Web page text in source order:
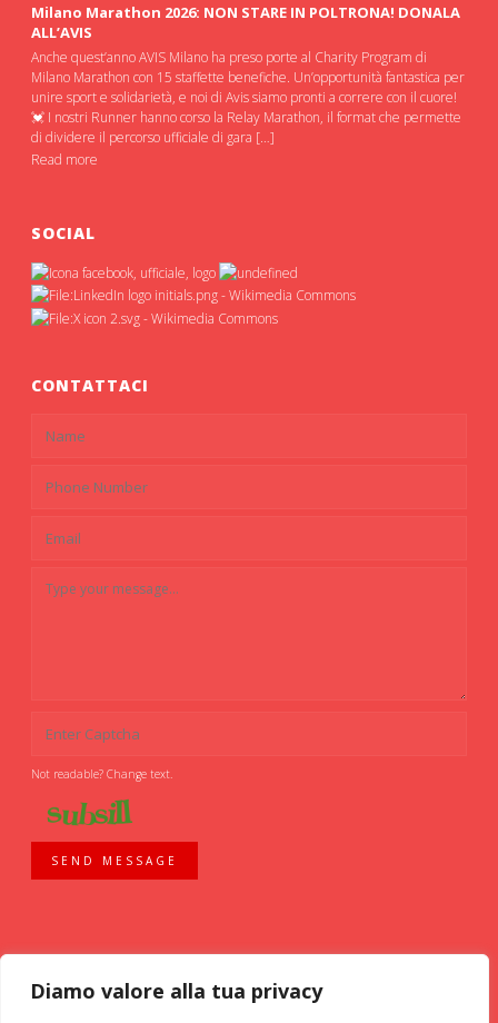
Diamo valore alla tua privacy
Milano Marathon 2026: NON STARE IN POLTRONA! DONALA
ALL’AVIS
Anche quest’anno AVIS Milano ha preso porte al Charity Program di
Milano Marathon con 15 staffette benefiche. Un’opportunità fantastica per
unire sport e solidarietà, e noi di Avis siamo pronti a correre con il cuore!
💓 I nostri Runner hanno corso la Relay Marathon, il format che permette
di dividere il percorso ufficiale di gara […]
Read more
SOCIAL
CONTATTACI
Not readable? Change text.
SEND MESSAGE